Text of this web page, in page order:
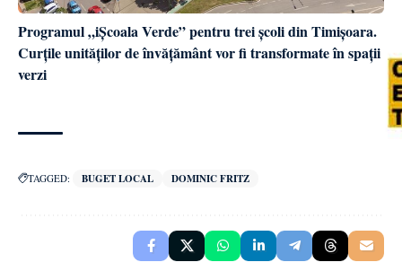
Programul „iȘcoala Verde” pentru trei școli din Timișoara.
Curțile unităților de învățământ vor fi transformate în spații
verzi
TAGGED: BUGET LOCAL DOMINIC FRITZ